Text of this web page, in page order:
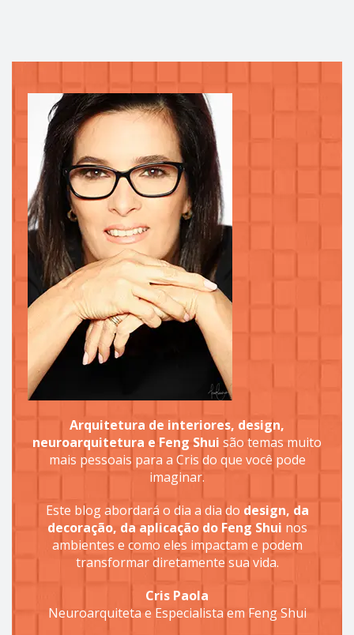
Arquitetura de interiores, design,
neuroarquitetura e Feng Shui são temas muito
mais pessoais para a Cris do que você pode
imaginar.
Este blog abordará o dia a dia do design, da
decoração, da aplicação do Feng Shui nos
ambientes e como eles impactam e podem
transformar diretamente sua vida.
Cris Paola
Neuroarquiteta e Especialista em Feng Shui